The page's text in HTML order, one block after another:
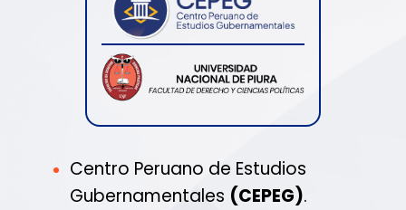
Centro Peruano de Estudios
Gubernamentales (CEPEG).